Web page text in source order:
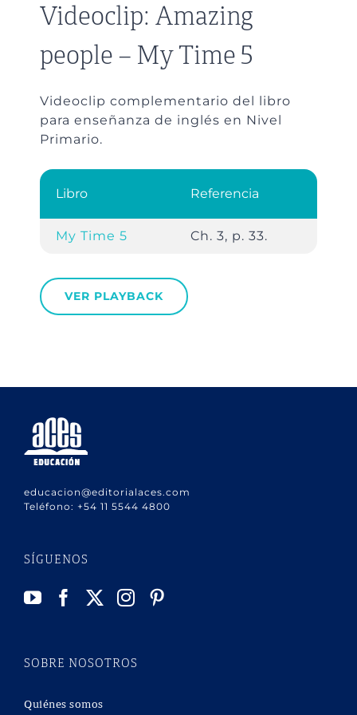
Videoclip: Amazing
people – My Time 5
Videoclip complementario del libro
para enseñanza de inglés en Nivel
Primario.
Libro Referencia
My Time 5 Ch. 3, p. 33.
VER PLAYBACK
educacion@editorialaces.com
Teléfono: +54 11 5544 4800
SÍGUENOS
SOBRE NOSOTROS
Quiénes somos